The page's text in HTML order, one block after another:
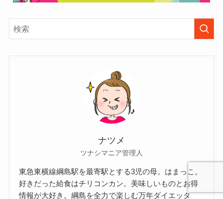
ナツメ
ツナシマニア管理人
東急東横線綱島駅を最寄駅とする3児の母。はまっこ。
好きだった給食はチリコンカン。美味しいものとお得
情報が大好き。綱島を全力で楽しむ万年ダイエッタ